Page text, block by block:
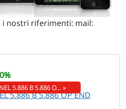
i nostri riferimenti: mail:
5.886 B 5.886 O… »